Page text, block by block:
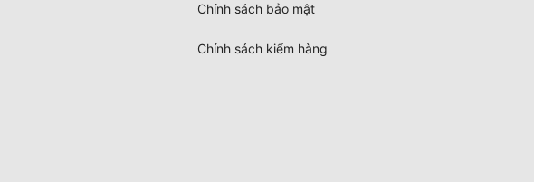
Chính sách bảo mật
Chính sách kiểm hàng